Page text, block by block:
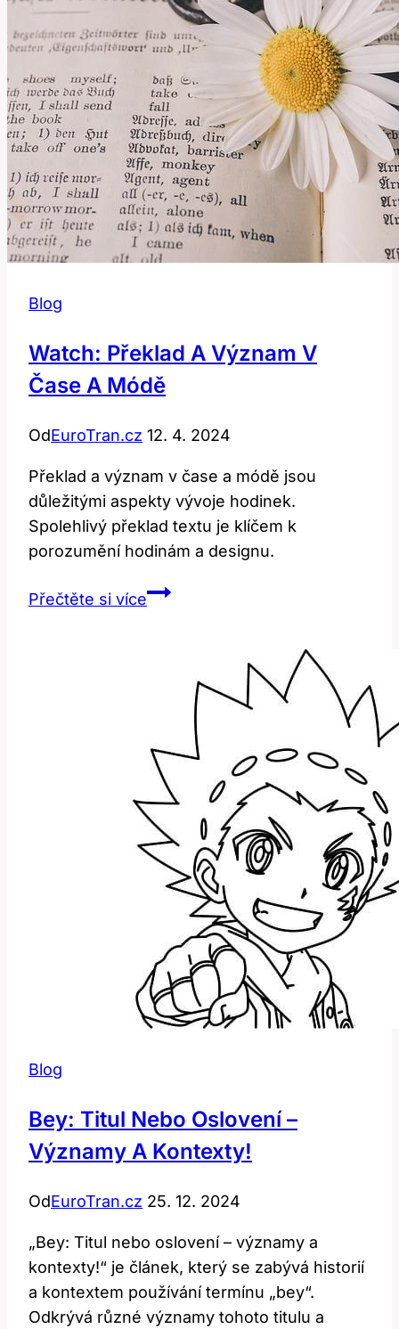
Blog
Watch: Překlad A Význam V
Čase A Módě
OdEuroTran.cz 12. 4. 2024
Překlad a význam v čase a módě jsou
důležitými aspekty vývoje hodinek.
Spolehlivý překlad textu je klíčem k
porozumění hodinám a designu.
Přečtěte si víceWatch:
módě
Blog
Bey: Titul Nebo Oslovení –
Významy A Kontexty!
OdEuroTran.cz 25. 12. 2024
„Bey: Titul nebo oslovení – významy a
kontexty!“ je článek, který se zabývá historií
a kontextem používání termínu „bey“.
Odkrývá různé významy tohoto titulu a